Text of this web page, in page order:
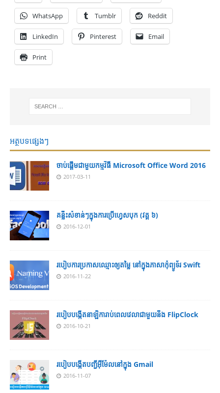
WhatsApp Tumblr Reddit
LinkedIn Pinterest Email
Print
អត្ថបទផ្សេងៗ
ចាប់ផ្តើមជាមួយកម្មវិធី Microsoft Office Word 2016
2017-03-11
គន្លឹះសំខាន់ៗក្នុងការប្រើហ្វេសបុក (វគ្គ ៦)
2016-12-01
របៀបការប្រកាសឈ្មោះឲ្យតម្លៃ នៅក្នុងភាសាកុំព្យូទ័រ Swift
2016-11-22
របៀបបង្កើតនាឡិការាប់ពេលវេលាជាមួយនឹង FlipClock
2016-10-21
របៀបបង្កើតបញ្ជីអ៊ីម៉ែលនៅក្នុង Gmail
2016-11-07